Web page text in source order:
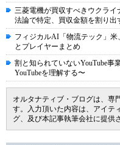
三菱電機が買収すべきウクラ
法論で特定、買収金額を割り出
フィジカルAI「物流テック」
とプレイヤーまとめ
割と知られていないYouTube事
YouTubeを理解する〜
オルタナティブ・ブログは、専
す。入力頂いた内容は、アイテ
グ、及び本記事執筆会社に提供